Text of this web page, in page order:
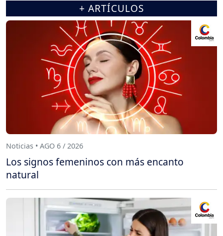
+ ARTÍCULOS
Noticias • AGO 6 / 2026
Los signos femeninos con más encanto
natural